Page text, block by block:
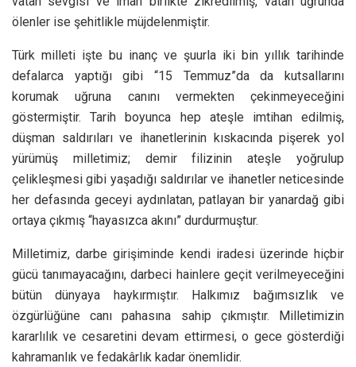
ölenler ise şehitlikle müjdelenmiştir.
Türk milleti işte bu inanç ve şuurla iki bin yıllık tarihinde
defalarca yaptığı gibi “15 Temmuz”da da kutsallarını
korumak uğruna canını vermekten çekinmeyeceğini
göstermiştir. Tarih boyunca hep ateşle imtihan edilmiş,
düşman saldırıları ve ihanetlerinin kıskacında pişerek yol
yürümüş milletimiz; demir filizinin ateşle yoğrulup
çelikleşmesi gibi yaşadığı saldırılar ve ihanetler neticesinde
her defasında geceyi aydınlatan, patlayan bir yanardağ gibi
ortaya çıkmış “hayasızca akını” durdurmuştur.
Milletimiz, darbe girişiminde kendi iradesi üzerinde hiçbir
gücü tanımayacağını, darbeci hainlere geçit verilmeyeceğini
bütün dünyaya haykırmıştır. Halkımız bağımsızlık ve
özgürlüğüne canı pahasına sahip çıkmıştır. Milletimizin
kararlılık ve cesaretini devam ettirmesi, o gece gösterdiği
kahramanlık ve fedakârlık kadar önemlidir.